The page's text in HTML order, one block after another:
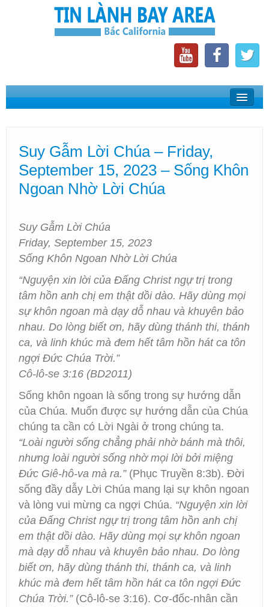
Home
Phát Thanh Tin Lành Bay Area
Các Hội Thánh Bắc California
Suy Gẫm Lời Chúa – Friday,
September 15, 2023 – Sống Khôn
Ngoan Nhờ Lời Chúa
Suy Gẫm Lời Chúa
Friday, September 15, 2023
Sống Khôn Ngoan Nhờ Lời Chúa
“Nguyện xin lời của Ðấng Christ ngự trị trong
tâm hồn anh chị em thật dồi dào. Hãy dùng mọi
sự khôn ngoan mà dạy dỗ nhau và khuyên bảo
nhau. Do lòng biết ơn, hãy dùng thánh thi, thánh
ca, và linh khúc mà đem hết tâm hồn hát ca tôn
ngợi Ðức Chúa Trời.”
Cô-lô-se 3:16 (BD2011)
Sống khôn ngoan là sống trong sự hướng dẫn
của Chúa. Muốn được sự hướng dẫn của Chúa
chúng ta cần có Lời Ngài ở trong chúng ta.
“Loài người sống chẳng phải nhờ bánh mà thôi,
nhưng loài người sống nhờ mọi lời bởi miệng
Đức Giê-hô-va mà ra.”(Phục Truyền 8:3b). Đời
sống đầy dẫy Lời Chúa mang lại sự khôn ngoan
và lòng vui mừng ca ngợi Chúa. “Nguyện xin lời
của Ðấng Christ ngự trị trong tâm hồn anh chị
em thật dồi dào. Hãy dùng mọi sự khôn ngoan
mà dạy dỗ nhau và khuyên bảo nhau. Do lòng
biết ơn, hãy dùng thánh thi, thánh ca, và linh
khúc mà đem hết tâm hồn hát ca tôn ngợi Ðức
Chúa Trời.”(Cô-lô-se 3:16). Cơ-đốc-nhân cần